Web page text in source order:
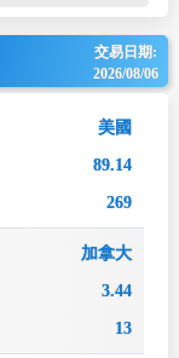
交易日期:
2026/08/06
美國
89.14
269
加拿大
3.44
13